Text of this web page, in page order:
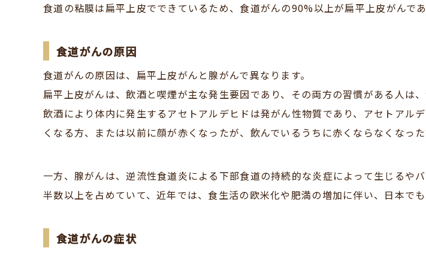
食道の粘膜は扁平上皮でできているため、食道がんの90%以上が扁平上皮がんで
食道がんの原因
食道がんの原因は、扁平上皮がんと腺がんで異なります。
扁平上皮がんは、飲酒と喫煙が主な発生要因であり、その両方の習慣がある人は
飲酒により体内に発生するアセトアルデヒドは発がん性物質であり、アセトアル
くなる方、または以前に顔が赤くなったが、飲んでいるうちに赤くならなくなっ
一方、腺がんは、逆流性食道炎による下部食道の持続的な炎症によって生じる
半数以上を占めていて、近年では、食生活の欧米化や肥満の増加に伴い、日本でも
食道がんの症状